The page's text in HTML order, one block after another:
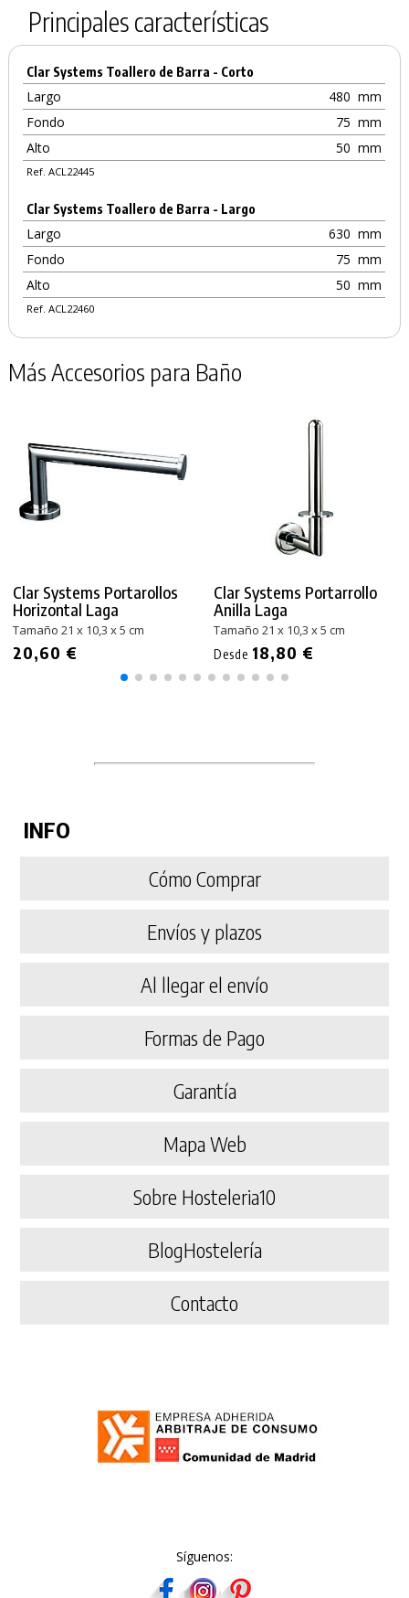
Principales características
Clar Systems Toallero de Barra - Corto
Largo 480 mm
Fondo
75 mm
Alto
50 mm
Ref. ACL22445
Clar Systems Toallero de Barra - Largo
Largo 630 mm
Fondo
75 mm
Alto
50 mm
Ref. ACL22460
Más Accesorios para Baño
Clar Systems Portarollos
Horizontal Laga
Tamaño 21 x 10,3 x 5 cm
20,60 €
Clar Systems Portarrollo
Anilla Laga
Tamaño 21 x 10,3 x 5 cm
Desde 18,80 €
INFO
Cómo Comprar
Envíos y plazos
Al llegar el envío
Formas de Pago
Garantía
Mapa Web
Sobre Hosteleria10
BlogHostelería
Contacto
Síguenos: